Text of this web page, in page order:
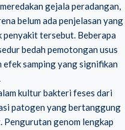
gejala peradangan,
belum ada penjelasan yang
penyakit tersebut. Beberapa
bedah pemotongan usus
samping yang signifikan
kultur bakteri feses dari
patogen yang bertanggung
genom lengkap